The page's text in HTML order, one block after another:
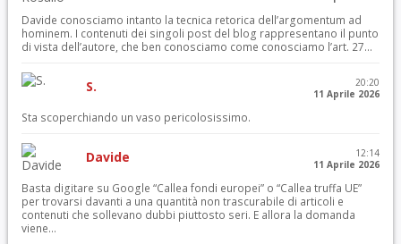
Davide conosciamo intanto la tecnica retorica dell’argomentum ad
hominem. I contenuti dei singoli post del blog rappresentano il punto
di vista dell’autore, che ben conosciamo come conosciamo l’art. 27...
S.
20:20
11 Aprile 2026
Sta scoperchiando un vaso pericolosissimo.
Davide
12:14
11 Aprile 2026
Basta digitare su Google “Callea fondi europei” o “Callea truffa UE”
per trovarsi davanti a una quantità non trascurabile di articoli e
contenuti che sollevano dubbi piuttosto seri. E allora la domanda
viene...